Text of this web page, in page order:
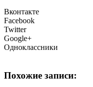
Вконтакте
Facebook
Twitter
Google+
Одноклассники
Похожие записи: